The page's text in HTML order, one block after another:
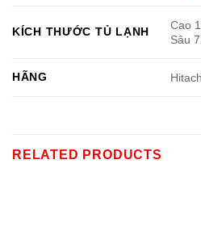
KÍCH THƯỚC TỦ LẠNH
Cao
Sâu
HÃNG
RELATED PRODUCTS